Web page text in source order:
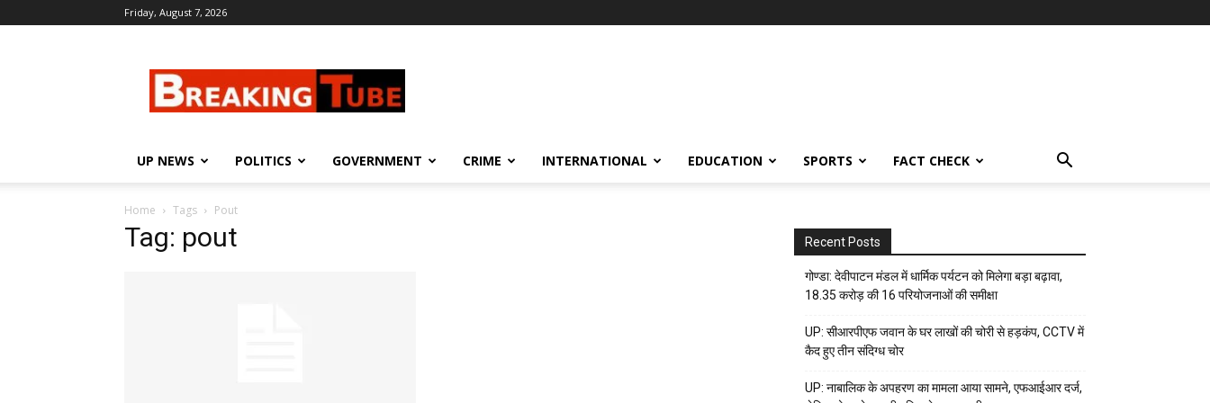
Friday, August 7, 2026
UP NEWS POLITICS GOVERNMENT CRIME INTERNATIONAL EDUCATION SPORTS FACT CHECK
Home Tags Pout
Tag: pout Recent Posts
गोण्डा: देवीपाटन मंडल में धार्मिक पर्यटन को मिलेगा बड़ा बढ़ावा,
18.35 करोड़ की 16 परियोजनाओं की समीक्षा
UP: सीआरपीएफ जवान के घर लाखों की चोरी से हड़कंप, CCTV में
कैद हुए तीन संदिग्ध चोर
UP: नाबालिक के अपहरण का मामला आया सामने, एफआईआर दर्ज,